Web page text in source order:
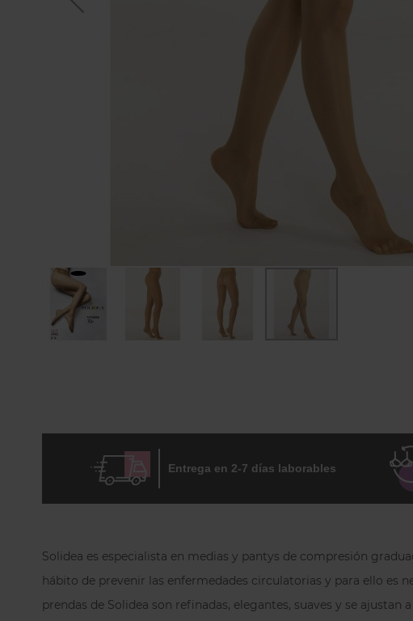
Entrega en 2-7 días laborables
Solidea es especialista en medias y pantys de compresión
hábito de prevenir las enfermedades circulatorias y para ello es
prendas de Solidea son refinadas, elegantes, suaves y se ajustan